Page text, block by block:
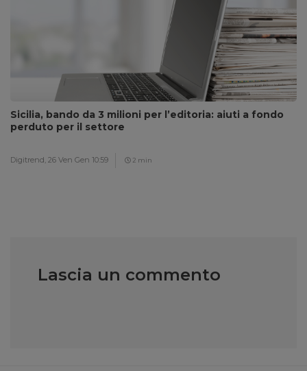
Sicilia, bando da 3 milioni per l’editoria: aiuti a fondo
perduto per il settore
Digitrend, 26 Ven Gen 10:59 2 min
Lascia un commento